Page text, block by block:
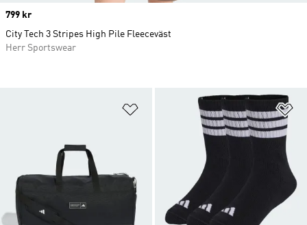
Lägg till på önskelistan
Price
799 kr
City Tech 3 Stripes High Pile Fleeceväst
Herr Sportswear